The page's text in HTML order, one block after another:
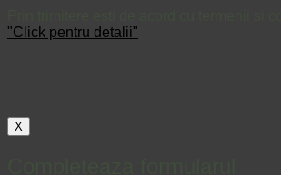
"Click pentru detalii"
X